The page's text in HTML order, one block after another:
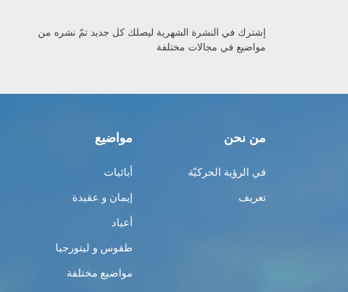
إشترك في النشرة الشهرية ليصلك كل جديد تمّ نشره من
مواضيع في مجالات مختلفة
من نحن
في الرؤية الحركيّة
تعريف
مواضيع
أبائيات
إيمان و عقيدة
أعياد
طقوس و ليتورجيا
مواضيع مختلفة